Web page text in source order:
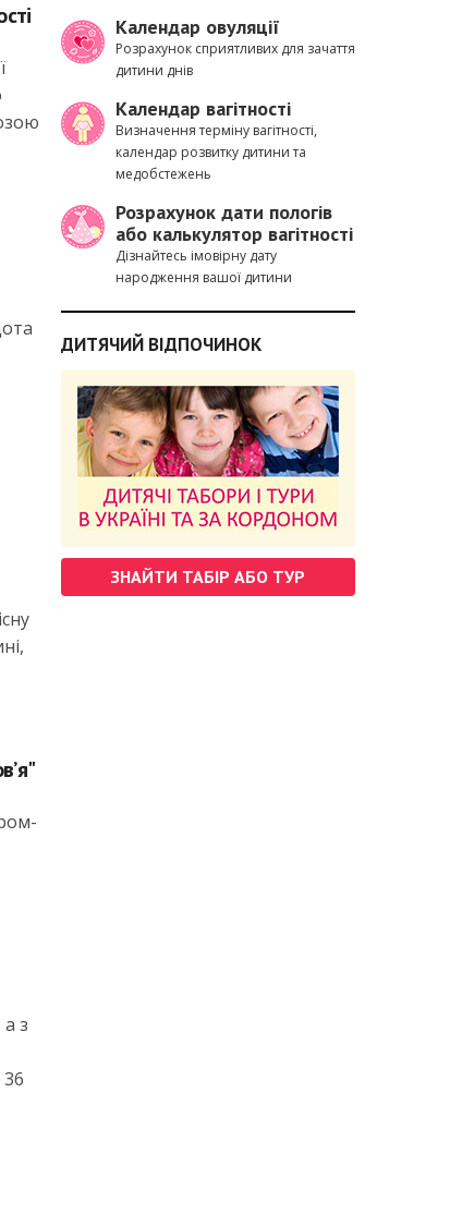
з
Календар овуляції
Розрахунок сприятливих для зачаття
дитини днів
Календар вагітності
Визначення терміну вагітності,
календар розвитку дитини та
медобстежень
Розрахунок дати пологів
або калькулятор вагітності
Дізнайтесь імовірну дату
народження вашої дитини
ДИТЯЧИЙ ВІДПОЧИНОК
ЗНАЙТИ ТАБІР АБО ТУР